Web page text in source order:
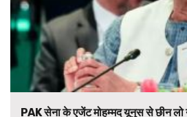
PAK सेना के एजेंट मोहम्मद यूनुस से छीन लो